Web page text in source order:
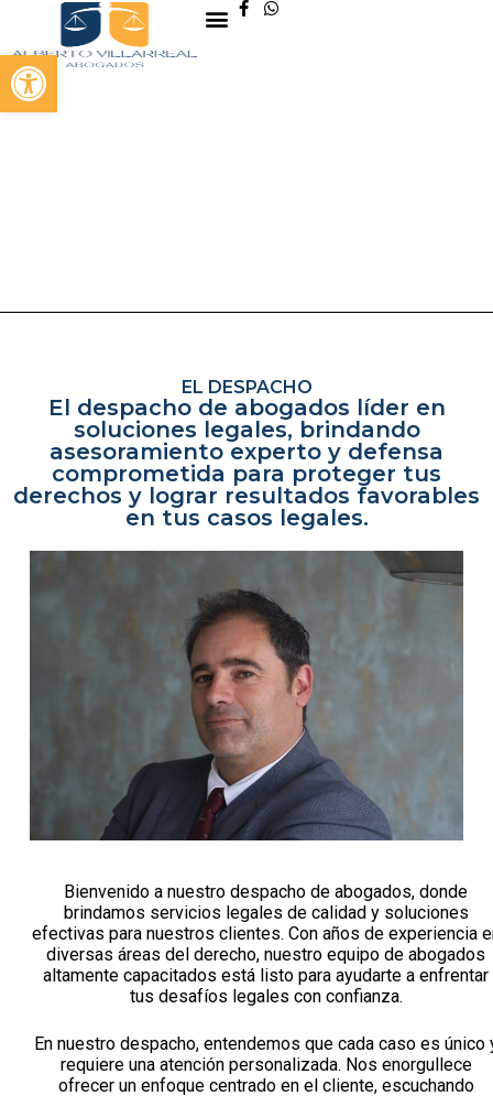
Abrir barra de herramientas
l
t
a
d
EL DESPACHO
El despacho de abogados líder en
soluciones legales, brindando
asesoramiento experto y defensa
comprometida para proteger tus
derechos y lograr resultados favorables
en tus casos legales.
Bienvenido a nuestro despacho de abogados, donde
brindamos servicios legales de calidad y soluciones
efectivas para nuestros clientes. Con años de experiencia
diversas áreas del derecho, nuestro equipo de abogados
altamente capacitados está listo para ayudarte a enfrentar
tus desafíos legales con confianza.
En nuestro despacho, entendemos que cada caso es único
requiere una atención personalizada. Nos enorgullece
ofrecer un enfoque centrado en el cliente, escuchando